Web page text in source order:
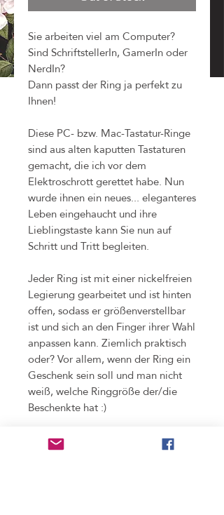
Sie arbeiten viel am Computer?
Sind SchriftstellerIn, GamerIn oder
NerdIn?
Dann passt der Ring ja perfekt zu
Ihnen!
Diese PC- bzw. Mac-Tastatur-Ringe
sind aus alten kaputten Tastaturen
gemacht, die ich vor dem
Elektroschrott gerettet habe. Nun
wurde ihnen ein neues... eleganteres
Leben eingehaucht und ihre
Lieblingstaste kann Sie nun auf
Schritt und Tritt begleiten.
Jeder Ring ist mit einer nickelfreien
Legierung gearbeitet und ist hinten
offen, sodass er größenverstellbar
ist und sich an den Finger ihrer Wahl
anpassen kann. Ziemlich praktisch
oder? Vor allem, wenn der Ring ein
Geschenk sein soll und man nicht
weiß, welche Ringgröße der/die
Beschenkte hat :)